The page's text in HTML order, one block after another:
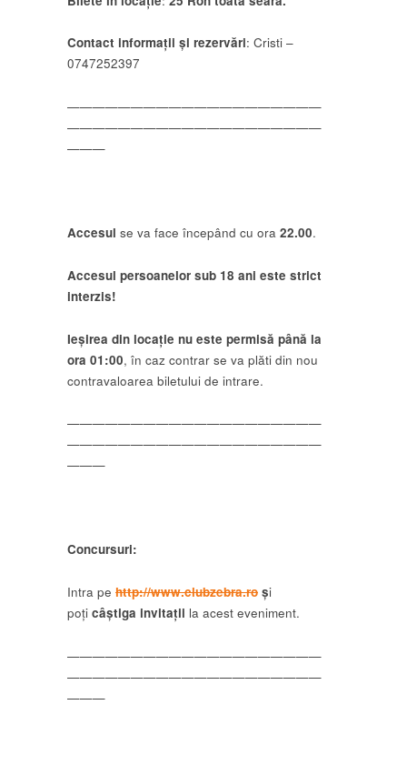
Contact informații și rezervări: Cristi –
0747252397
————————————————————
————————————————————
———
Accesul se va face începând cu ora 22.00.
Accesul persoanelor sub 18 ani este strict
interzis!
Ieșirea din locație nu este permisă până la
ora 01:00, în caz contrar se va plăti din nou
contravaloarea biletului de intrare.
————————————————————
————————————————————
———
Concursuri:
Intra pe http://www.clubzebra.ro și
poți câștiga invitații la acest eveniment.
————————————————————
————————————————————
———